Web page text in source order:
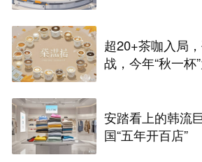
超20+茶咖入局
战，今年“秋一杯
安踏看上的韩流
国“五年开百店”